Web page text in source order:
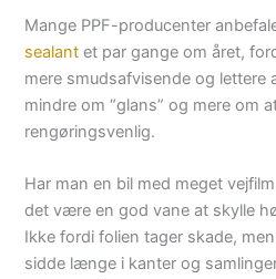
Mange PPF-producenter
sealant et par gange om året,
mere smudsafvisende og lettere
mindre om “glans” og mere om
rengøringsvenlig.
Har man en bil med meget
det være en god vane at skylle
Ikke fordi folien tager skade,
sidde længe i kanter og